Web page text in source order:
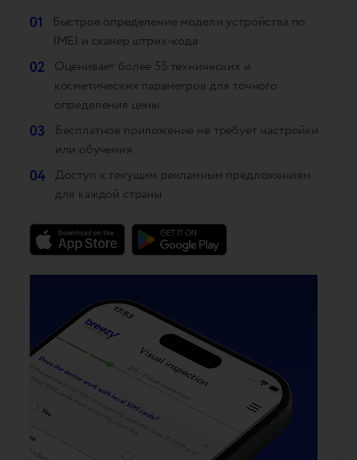
01
Быстрое определение модели устройства по
IMEI и сканер штрих-кода
02 Оценивает более 55 технических и
косметических параметров для точного
определения цены
03
Бесплатное приложение не требует настройки
или обучения
04 Доступ к текущим рекламным предложениям
для каждой страны